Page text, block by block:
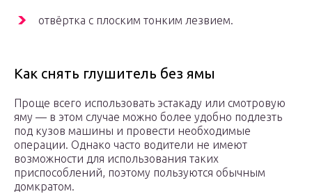
отвёртка с плоским тонким лезвием.
Как снять глушитель без ямы
Проще всего использовать эстакаду или смотровую
яму — в этом случае можно более удобно подлезть
под кузов машины и провести необходимые
операции. Однако часто водители не имеют
возможности для использования таких
приспособлений, поэтому пользуются обычным
домкратом.